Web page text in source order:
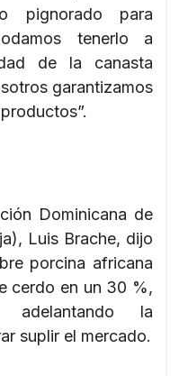
pignorado para
tenerlo a
de la canasta
garantizamos
Dominicana de
Luis Brache, dijo
porcina africana
cerdo en un 30 %,
adelantando la
suplir el mercado.